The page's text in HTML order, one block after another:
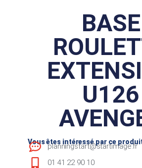
BASE
U126
Vous êtes intéressé par ce
planningstart@startimage.fr
01 41 22 90 10